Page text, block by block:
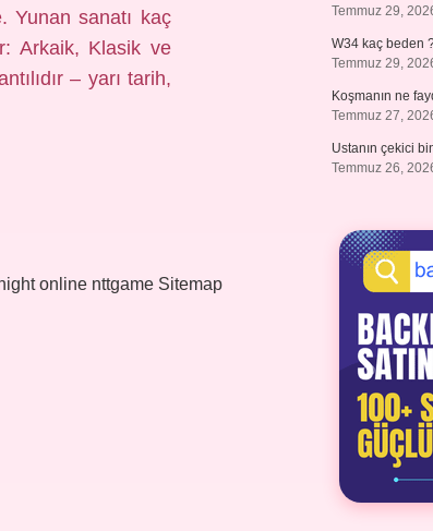
Yunan sanatı kaç
Arkaik, Klasik ve
– yarı tarih,
online nttgame Sitemap
Temmuz 29,
W34 kaç beden
Temmuz 29,
Koşmanın ne
Temmuz 27,
Ustanın çekici
Temmuz 26,